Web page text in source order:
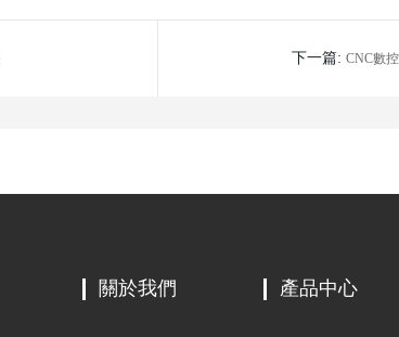
下一篇: CNC數
關於我們 產品中心